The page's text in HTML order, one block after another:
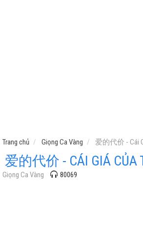
Trang chủ Giọng Ca Vàng 爱的代价 - Cái
爱的代价 - CÁI GIÁ CỦA
Giọng Ca Vàng 80069